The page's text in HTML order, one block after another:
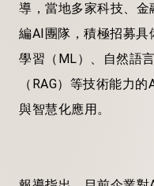
導，當地多家科技、
編AI團隊，積極招募
學習（ML）、自然語
（RAG）等技術能力
與智慧化應用。